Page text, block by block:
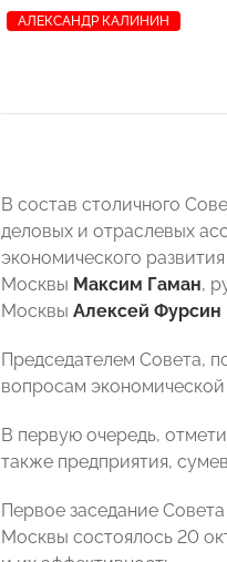
АЛЕКСАНДР КАЛИНИН
В состав столичного
деловых и отраслевых
экономического
Москвы Максим Гаман,
Москвы Алексей Фурсин
Председателем Совета,
вопросам
В первую очередь,
также предприятия,
Первое заседание
Москвы состоялось 20